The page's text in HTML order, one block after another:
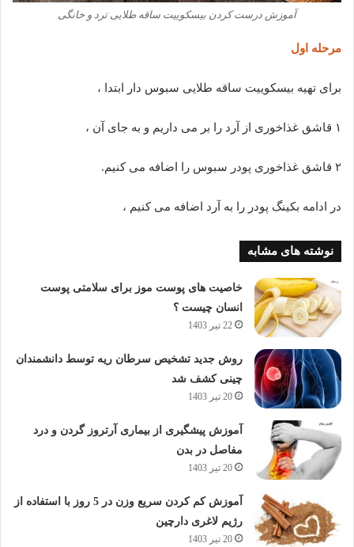
آموزش درست کردن بیسکوییت ساقه طلایی ترد و خانگی
مرحله اول
برای تهیه بیسکوییت ساقه طلایی سبوس دار ابتدا ،
۱ قاشق غذاخوری از آرد را بر می داریم و به جای آن ،
۲ قاشق غذاخوری پودر سبوس را اضافه می کنیم.
در ادامه بکینگ پودر را به آرد اضافه می کنیم ،
نوشته های مشابه
خاصیت های پوست موز برای سلامتی پوست
انسان چیست ؟
22 تیر 1403
روش جدید تشخیص سرطان ریه توسط دانشمندان
چینی کشف شد
20 تیر 1403
آموزش پیشگیری از بیماری آرتروز گردن و درد
مفاصل در بدن
20 تیر 1403
آموزش کم کردن سریع وزن در 5 روز با استفاده از
رژیم لاغری دارچین
20 تیر 1403